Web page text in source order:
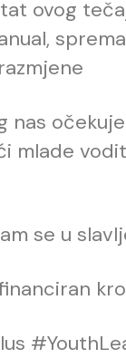
ovog
nas
mlade
se u